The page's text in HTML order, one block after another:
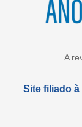
A
Site filiado